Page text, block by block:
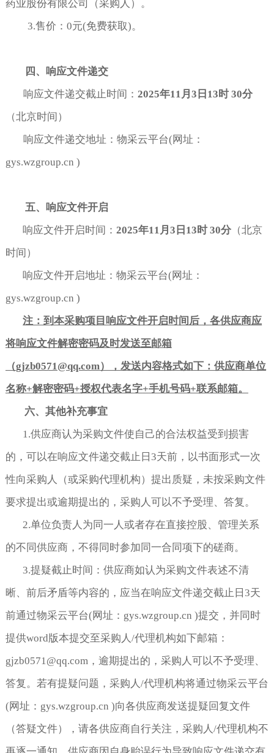
药业股份有限公司（采购人）。
3.售价：0元(免费获取)。
四、响应文件递交
响应文件递交截止时间：2025年11月3 日 13时 30分
（北京时间）
响应文件递交地址：物采云平台(网址：
gys.wzgroup.cn )
五、响应文件开启
响应文件开启时间：2025年11月3 日 13时 30分 （北京
时间）
响应文件开启地址：物采云平台(网址：
gys.wzgroup.cn )
注：到本采购项目响应文件开启时间后，各供应商应
将响应文件解密密码及时发送至邮箱
（gjzb0571@qq.com），发送内容格式如下：供应商单位
名称+解密密码+授权代表名字+手机号码+联系邮箱。
六、其他补充事宜
1.供应商认为采购文件使自己的合法权益受到损害
的，可以在响应文件递交截止日3天前，以书面形式一次
性向采购人（或采购代理机构）提出质疑，未按采购文件
要求提出或逾期提出的，采购人可以不予受理、答复。
2.单位负责人为同一人或者存在直接控股、管理关系
的不同供应商，不得同时参加同一合同项下的磋商。
3.提疑截止时间：供应商如认为采购文件表述不清
晰、前后矛盾等内容的，应当在响应文件递交截止日3天
前通过物采云平台(网址：gys.wzgroup.cn )提交，并同时
提供word版本提交至采购人/代理机构如下邮箱：
gjzb0571@qq.com，逾期提出的，采购人可以不予受理、
答复。若有提疑问题，采购人/代理机构将通过物采云平台
(网址：gys.wzgroup.cn )向各供应商发送提疑回复文件
（答疑文件），请各供应商自行关注，采购人/代理机构不